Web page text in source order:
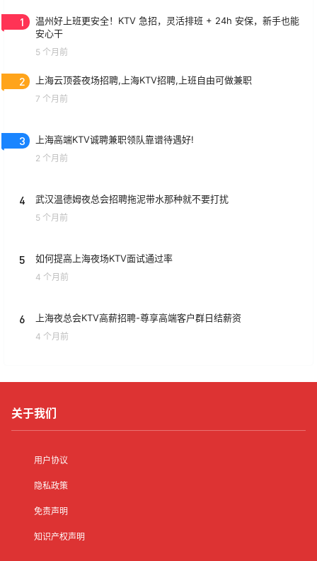
1
温州好上班更安全！KTV 急招，灵活排班 + 24h 安保，新手也能
安心干
5 个月前
2 上海云顶荟夜场招聘,上海KTV招聘,上班自由可做兼职
7 个月前
3 上海高端KTV诚聘兼职领队靠谱待遇好!
2 个月前
4 武汉温德姆夜总会招聘拖泥带水那种就不要打扰
5 个月前
5 如何提高上海夜场KTV面试通过率
4 个月前
6 上海夜总会KTV高薪招聘-尊享高端客户群日结薪资
4 个月前
关于我们
用户协议
隐私政策
免责声明
知识产权声明